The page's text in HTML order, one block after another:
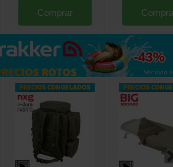
Comprar
hasta
-43%
Ver todo »